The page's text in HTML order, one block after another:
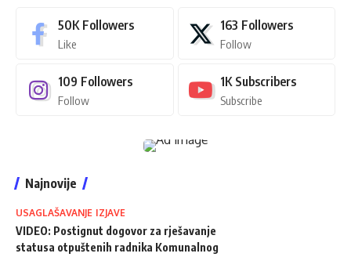
50K Followers
Like
163 Followers
Follow
109 Followers
Follow
1K Subscribers
Subscribe
Najnovije
USAGLAŠAVANJE IZJAVE
VIDEO: Postignut dogovor za rješavanje
statusa otpuštenih radnika Komunalnog